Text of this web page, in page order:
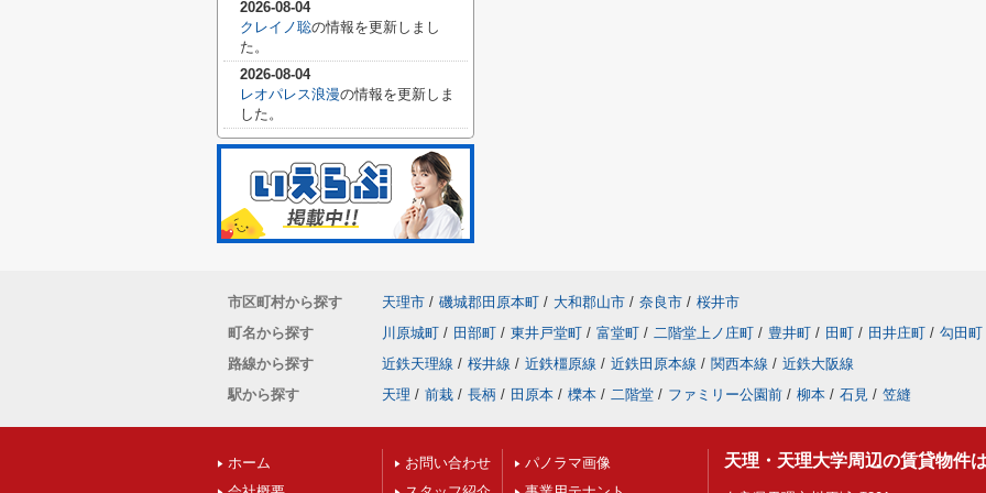
2026-08-04
クレイノ聡の情報を更新しまし
た。
2026-08-04
レオパレス浪漫の情報を更新しま
した。
市区町村から探す 天理市 / 磯城郡田原本町 / 大和郡山市 / 奈良市 / 桜井市
町名から探す
川原城町 / 田部町 / 東井戸堂町 / 富堂町 / 二階堂上ノ庄町 / 豊井町 / 田町 / 田井庄町 / 勾田町
路線から探す
近鉄天理線 / 桜井線 / 近鉄橿原線 / 近鉄田原本線 / 関西本線 / 近鉄大阪線
駅から探す
天理 / 前栽 / 長柄 / 田原本 / 櫟本 / 二階堂 / ファミリー公園前 / 柳本 / 石見 / 笠縫
ホーム
お問い合わせ
パノラマ画像
天理・天理大学周辺の賃貸物件